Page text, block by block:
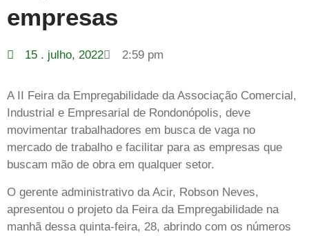
empresas
15 . julho, 2022 2:59 pm
A II Feira da Empregabilidade da Associação Comercial,
Industrial e Empresarial de Rondonópolis, deve
movimentar trabalhadores em busca de vaga no
mercado de trabalho e facilitar para as empresas que
buscam mão de obra em qualquer setor.
O gerente administrativo da Acir, Robson Neves,
apresentou o projeto da Feira da Empregabilidade na
manhã dessa quinta-feira, 28, abrindo com os números